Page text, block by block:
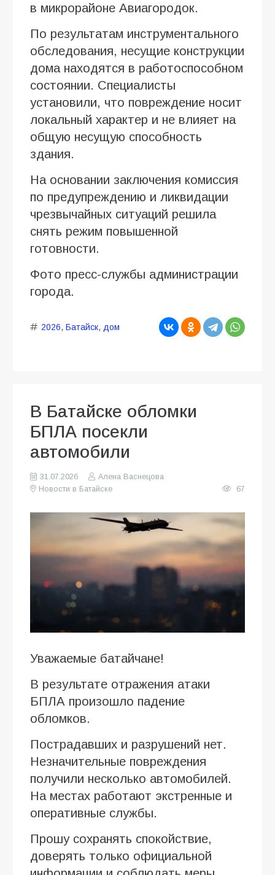
в микрорайоне Авиагородок.
По результатам инструментального
обследования, несущие конструкции
дома находятся в работоспособном
состоянии. Специалисты
установили, что повреждение носит
локальный характер и не влияет на
общую несущую способность
здания.
На основании заключения комиссия
по предупреждению и ликвидации
чрезвычайных ситуаций решила
снять режим повышенной
готовности.
Фото пресс-службы администрации
города.
2026, Батайск, дом
В Батайске обломки
БПЛА посекли
автомобили
31.07.2026
Алена Васнецова
Новости в Батайске
67
Уважаемые батайчане!
В результате отражения атаки
БПЛА произошло падение
обломков.
Пострадавших и разрушений нет.
Незначительные повреждения
получили несколько автомобилей.
На местах работают экстренные и
оперативные службы.
Прошу сохранять спокойствие,
доверять только официальной